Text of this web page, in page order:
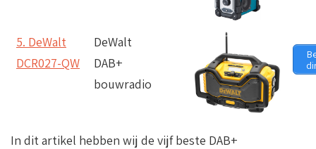
5. DeWalt
DCR027-QW
DeWalt
DAB+
bouwradio
In dit artikel hebben wij de vijf beste DAB+